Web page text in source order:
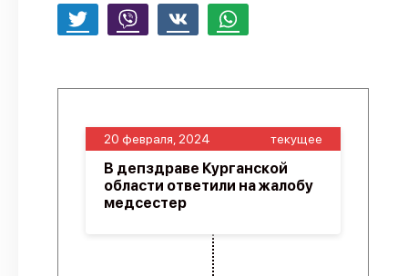
20 февраля, 2024 текущее
В депздраве Курганской
области ответили на жалобу
медсестер